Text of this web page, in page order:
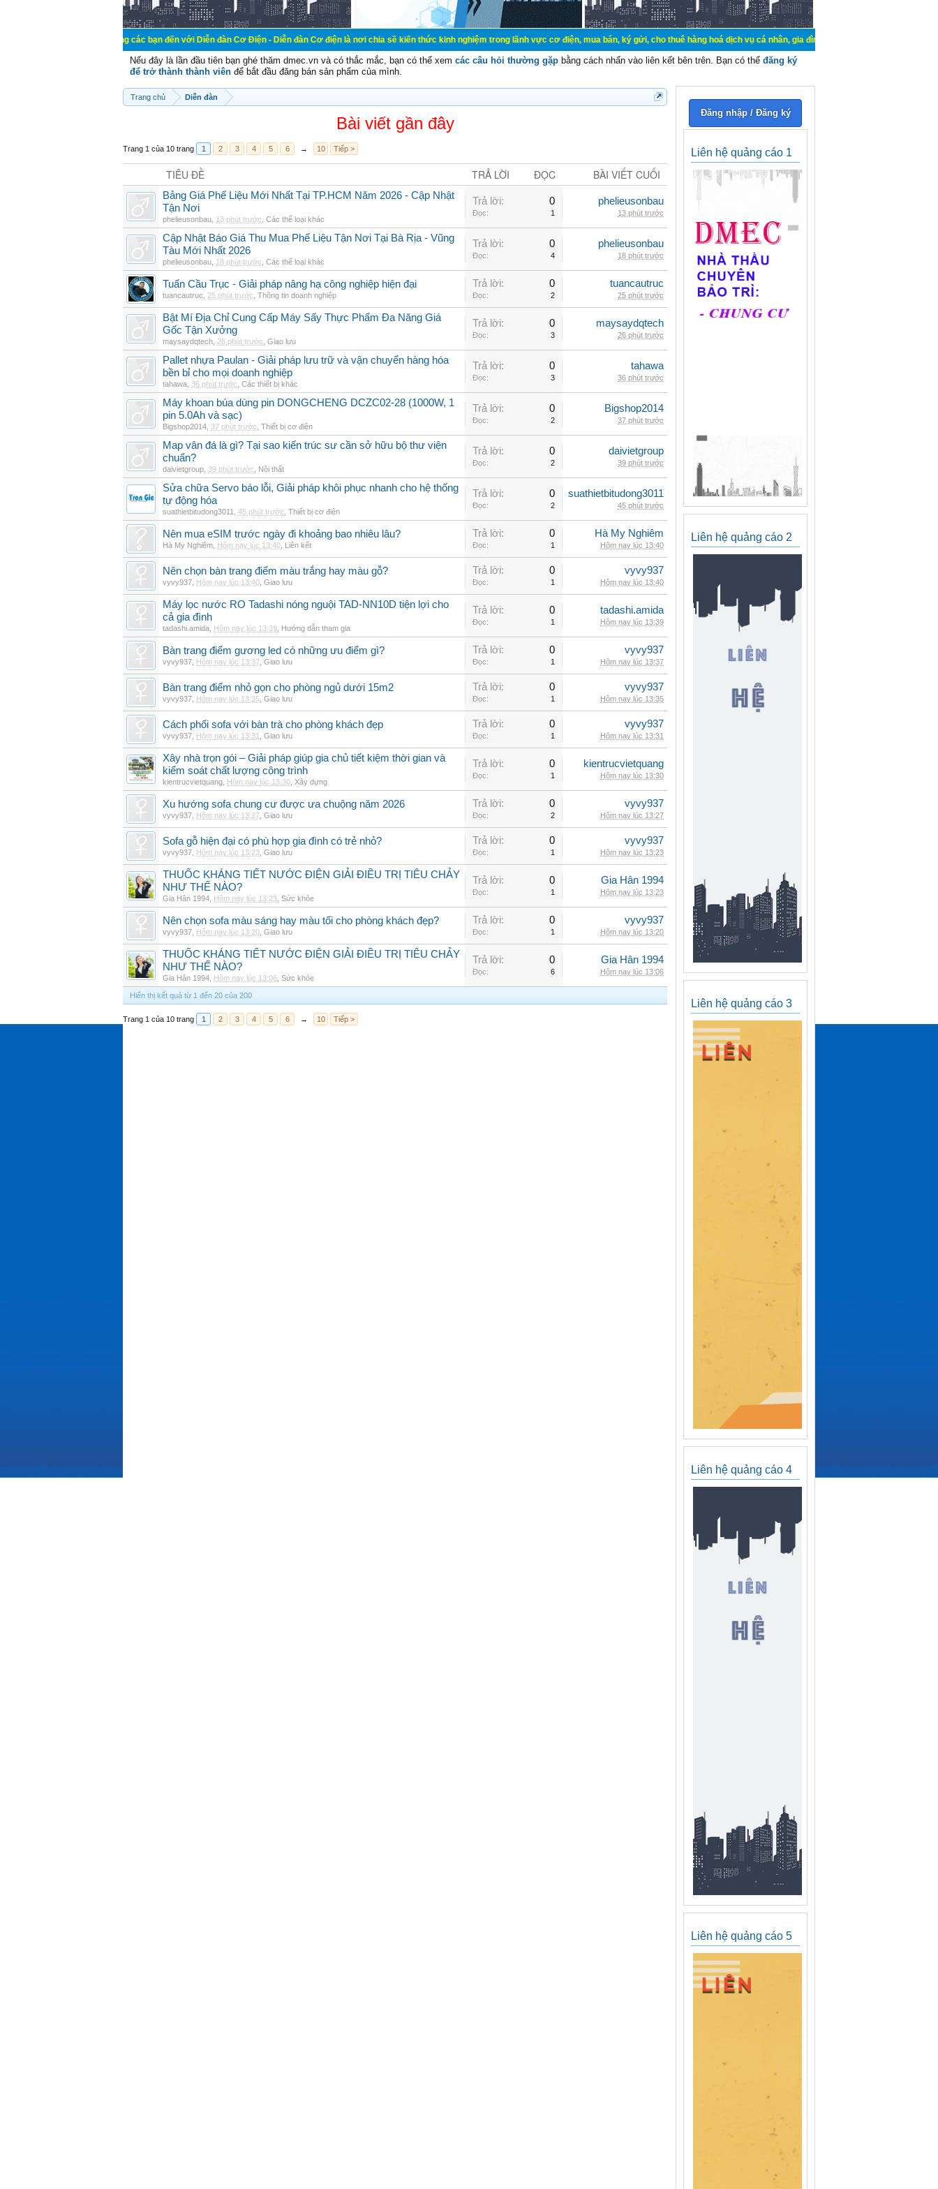
Chào mừng các bạn đến với Diễn đàn Cơ Điện - Diễn đàn Cơ điện là nơi chia sẽ kiến thức kinh nghiệm trong lãnh vực cơ điện, mua bán, ký gửi, cho thuê hàng hoá dịch vụ cá nhân, gia đình. Mua bán, ký gửi, cho thuê thiết bị
Nếu đây là lần đầu tiên bạn ghé thăm dmec.vn và có thắc mắc, bạn có thể xem các câu hỏi thường gặp bằng cách nhấn vào liên kết bên trên. Bạn có thể đăng ký
để trở thành thành viên để bắt đầu đăng bán sản phẩm của mình.
Trang chủ Diễn đàn
Bài viết gần đây
Trang 1 của 10 trang 1 2 3 4 5 6 → 10 Tiếp >
TIÊU ĐỀ TRẢ LỜI ĐỌC BÀI VIẾT CUỐI
Bảng Giá Phế Liệu Mới Nhất Tại TP.HCM Năm 2026 - Cập Nhật
Tận Nơi
phelieusonbau 13 phút trước Các thể loại khác
Trả lời: 0
Đọc: 1
phelieusonbau
13 phút trước
Cập Nhật Báo Giá Thu Mua Phế Liệu Tận Nơi Tại Bà Rịa - Vũng
Tàu Mới Nhất 2026
phelieusonbau 18 phút trước Các thể loại khác
Trả lời: 0
Đọc: 4
phelieusonbau
18 phút trước
Tuấn Cầu Trục - Giải pháp nâng hạ công nghiệp hiện đại
tuancautruc 25 phút trước Thông tin doanh nghiệp
Trả lời: 0
Đọc: 2
tuancautruc
25 phút trước
Bật Mí Địa Chỉ Cung Cấp Máy Sấy Thực Phẩm Đa Năng Giá
Gốc Tận Xưởng
maysaydqtech 26 phút trước Giao lưu
Trả lời: 0
Đọc: 3
maysaydqtech
26 phút trước
Pallet nhựa Paulan - Giải pháp lưu trữ và vận chuyển hàng hóa
bền bỉ cho mọi doanh nghiệp
tahawa 36 phút trước Các thiết bị khác
Trả lời: 0
Đọc: 3
tahawa
36 phút trước
Máy khoan búa dùng pin DONGCHENG DCZC02-28 (1000W, 1
pin 5.0Ah và sạc)
Bigshop2014 37 phút trước Thiết bị cơ điện
Trả lời: 0
Đọc: 2
Bigshop2014
37 phút trước
Map vân đá là gì? Tại sao kiến trúc sư cần sở hữu bộ thư viện
chuẩn?
daivietgroup 39 phút trước Nội thất
Trả lời: 0
Đọc: 2
daivietgroup
39 phút trước
Sửa chữa Servo báo lỗi, Giải pháp khôi phục nhanh cho hệ thống
tự động hóa
suathietbitudong3011 45 phút trước Thiết bị cơ điện
Trả lời: 0
Đọc: 2
suathietbitudong3011
45 phút trước
Nên mua eSIM trước ngày đi khoảng bao nhiêu lâu?
Hà My Nghiêm Hôm nay lúc 13:40 Liên kết
Trả lời: 0
Đọc: 1
Hà My Nghiêm
Hôm nay lúc 13:40
Nên chọn bàn trang điểm màu trắng hay màu gỗ?
vyvy937 Hôm nay lúc 13:40 Giao lưu
Trả lời: 0
Đọc: 1
vyvy937
Hôm nay lúc 13:40
Máy lọc nước RO Tadashi nóng nguội TAD-NN10D tiện lợi cho
cả gia đình
tadashi.amida Hôm nay lúc 13:39 Hướng dẫn tham gia
Trả lời: 0
Đọc: 1
tadashi.amida
Hôm nay lúc 13:39
Bàn trang điểm gương led có những ưu điểm gì?
vyvy937 Hôm nay lúc 13:37 Giao lưu
Trả lời: 0
Đọc: 1
vyvy937
Hôm nay lúc 13:37
Bàn trang điểm nhỏ gọn cho phòng ngủ dưới 15m2
vyvy937 Hôm nay lúc 13:35 Giao lưu
Trả lời: 0
Đọc: 1
vyvy937
Hôm nay lúc 13:35
Cách phối sofa với bàn trà cho phòng khách đẹp
vyvy937 Hôm nay lúc 13:31 Giao lưu
Trả lời: 0
Đọc: 1
vyvy937
Hôm nay lúc 13:31
Xây nhà trọn gói – Giải pháp giúp gia chủ tiết kiệm thời gian và
kiểm soát chất lượng công trình
kientrucvietquang Hôm nay lúc 13:30 Xây dựng
Trả lời: 0
Đọc: 1
kientrucvietquang
Hôm nay lúc 13:30
Xu hướng sofa chung cư được ưa chuộng năm 2026
vyvy937 Hôm nay lúc 13:27 Giao lưu
Trả lời: 0
Đọc: 2
vyvy937
Hôm nay lúc 13:27
Sofa gỗ hiện đại có phù hợp gia đình có trẻ nhỏ?
vyvy937 Hôm nay lúc 13:23 Giao lưu
Trả lời: 0
Đọc: 1
vyvy937
Hôm nay lúc 13:23
THUỐC KHÁNG TIẾT NƯỚC ĐIỆN GIẢI ĐIỀU TRỊ TIÊU CHẢY
NHƯ THẾ NÀO?
Gia Hân 1994 Hôm nay lúc 13:23 Sức khỏe
Trả lời: 0
Đọc: 1
Gia Hân 1994
Hôm nay lúc 13:23
Nên chọn sofa màu sáng hay màu tối cho phòng khách đẹp?
vyvy937 Hôm nay lúc 13:20 Giao lưu
Trả lời: 0
Đọc: 1
vyvy937
Hôm nay lúc 13:20
THUỐC KHÁNG TIẾT NƯỚC ĐIỆN GIẢI ĐIỀU TRỊ TIÊU CHẢY
NHƯ THẾ NÀO?
Gia Hân 1994 Hôm nay lúc 13:06 Sức khỏe
Trả lời: 0
Đọc: 6
Gia Hân 1994
Hôm nay lúc 13:06
Hiển thị kết quả từ 1 đến 20 của 200
Trang 1 của 10 trang 1 2 3 4 5 6 → 10 Tiếp >
Đăng nhập / Đăng ký
Liên hệ quảng cáo 1
Liên hệ quảng cáo 2
Liên hệ quảng cáo 3
Liên hệ quảng cáo 4
Liên hệ quảng cáo 5